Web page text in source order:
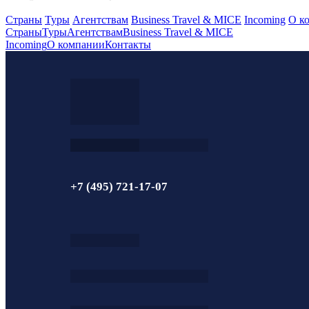
Страны Туры Агентствам Business Travel & MICE Incoming О
СтраныТурыАгентствамBusiness Travel & MICE
IncomingО компанииКонтакты
+7 (495) 721-17-07